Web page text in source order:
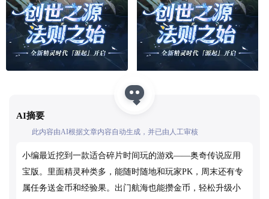
AI摘要
此内容由AI根据文章内容自动生成，并已由人工审核
小编最近挖到一款适合碎片时间玩的游戏——奥奇传说应用
宝版。里面精灵种类多，能随时随地和玩家PK，周末还有专
属任务送金币和经验果。出门航海也能攒金币，轻松升级小